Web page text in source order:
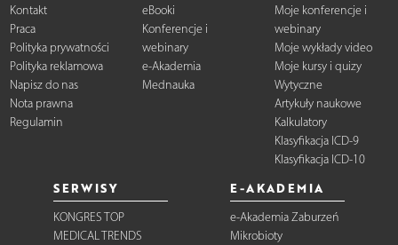
Kontakt
Praca
Polityka prywatności
Polityka reklamowa
Napisz do nas
Nota prawna
Regulamin
eBooki
Konferencje i
webinary
e-Akademia
Mednauka
Moje konferencje i
webinary
Moje wykłady video
Moje kursy i quizy
Wytyczne
Artykuły naukowe
Kalkulatory
Klasyfikacja ICD-9
Klasyfikacja ICD-10
SERWISY
KONGRES TOP
MEDICAL TRENDS
E-AKADEMIA
e-Akademia Zaburzeń
Mikrobioty